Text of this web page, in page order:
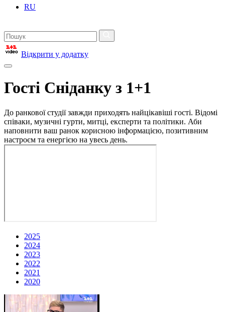
RU
Відкрити у додатку
Гості Сніданку з 1+1
До ранкової студії завжди приходять найцікавіші гості. Відомі
співаки, музичні гурти, митці, експерти та політики. Аби
наповнити ваш ранок корисною інформацією, позитивним
настроєм та енергією на увесь день.
2025
2024
2023
2022
2021
2020